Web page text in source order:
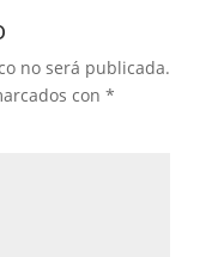
no será publicada.
con *